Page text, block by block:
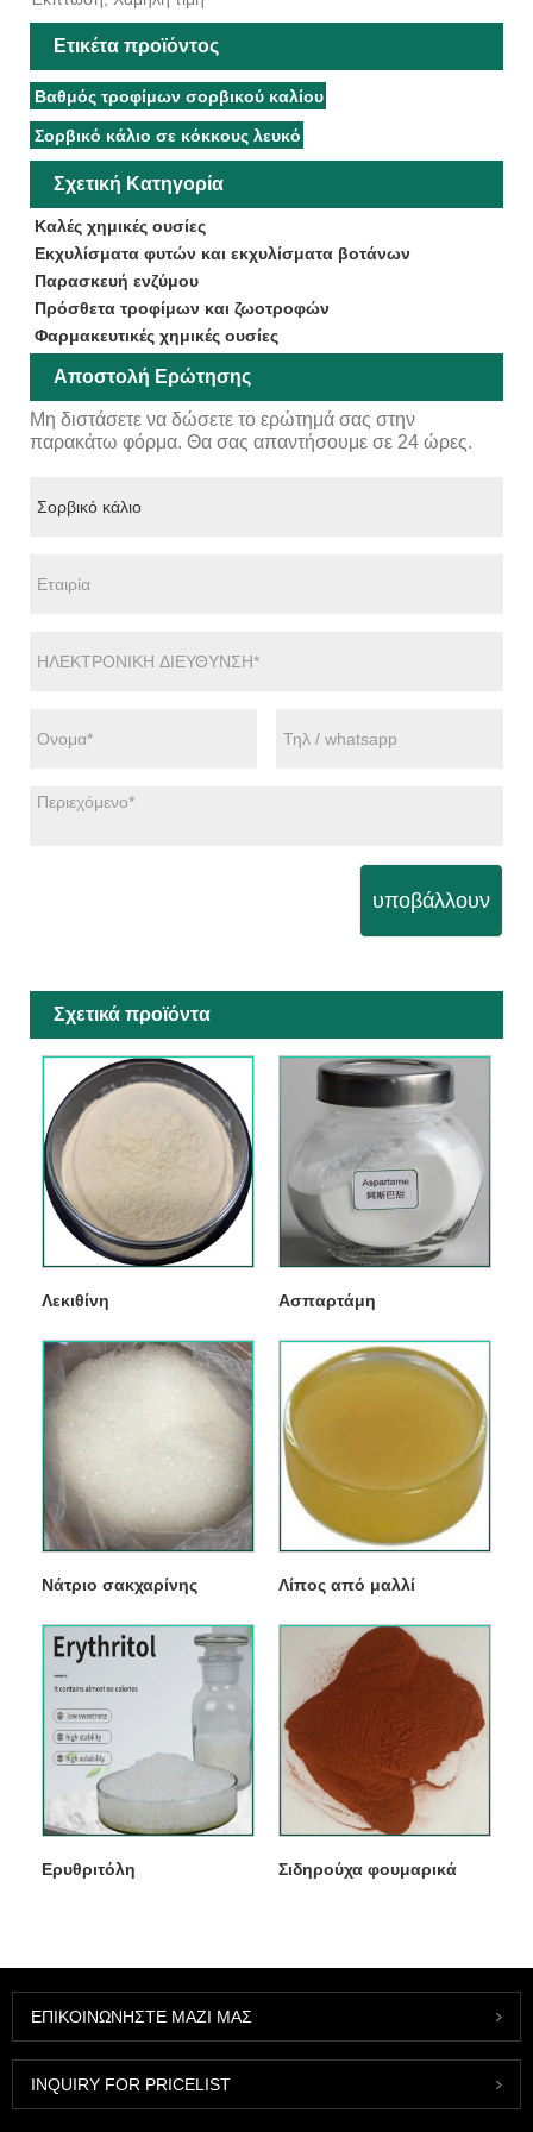
Ετικέτα προϊόντος
Βαθμός τροφίμων σορβικού καλίου
Σορβικό κάλιο σε κόκκους λευκό
Σχετική Κατηγορία
Καλές χημικές ουσίες
Εκχυλίσματα φυτών και εκχυλίσματα βοτάνων
Παρασκευή ενζύμου
Πρόσθετα τροφίμων και ζωοτροφών
Φαρμακευτικές χημικές ουσίες
Αποστολή Ερώτησης
Μη διστάσετε να δώσετε το ερώτημά σας στην
παρακάτω φόρμα. Θα σας απαντήσουμε σε 24 ώρες.
υποβάλλουν
Σχετικά προϊόντα
Λεκιθίνη Ασπαρτάμη
Νάτριο σακχαρίνης Λίπος από μαλλί
Ερυθριτόλη Σιδηρούχα φουμαρικά
ΕΠΙΚΟΙΝΩΝΉΣΤΕ ΜΑΖΊ ΜΑΣ
INQUIRY FOR PRICELIST